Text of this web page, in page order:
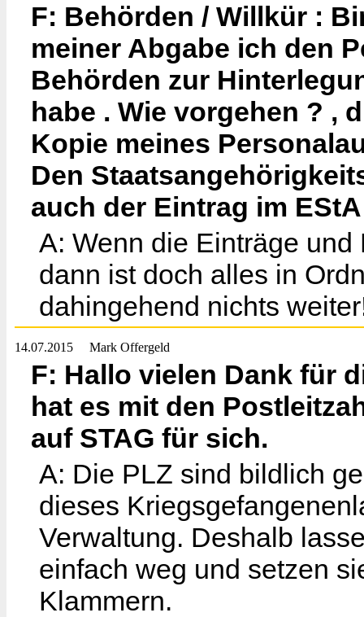
F: Behörden / Willkür :
meiner Abgabe ich den
Behörden zur
habe . Wie vorgehen ? ,
Kopie meines
Den
auch der Eintrag im
A: Wenn die Einträge
dann ist doch alles in
dahingehend nichts
14.07.2015 Mark Offergeld
F: Hallo vielen Dank für
hat es mit den
auf STAG für sich.
A: Die PLZ sind bildlich
dieses
Verwaltung. Deshalb
einfach weg und setzen
Klammern.